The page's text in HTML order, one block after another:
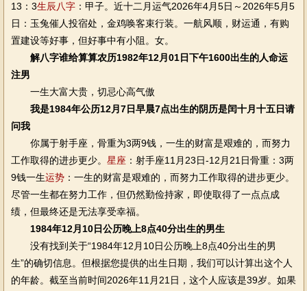
13：3生辰八字：甲子。近十二月运气2026年4月5日～2026年5月5
日：玉兔催人投宿处，金鸡唤客束行装。一航风顺，财运通，有购
置建设等好事，但好事中有小阻。女。
解八字谁给算算农历1982年12月01日下午1600出生的人命运
注男
一生大富大贵，切忌心高气傲
我是1984年公历12月7日早晨7点出生的阴历是闰十月十五日请
问我
你属于射手座，骨重为3两9钱，一生的财富是艰难的，而努力
工作取得的进步更少。 星座 ：射手座11月23日-12月21日骨重：3两
9钱一生运势：一生的财富是艰难的，而努力工作取得的进步更少。
尽管一生都在努力工作，但仍然勤俭持家，即使取得了一点点成
绩，但最终还是无法享受幸福。
1984年12月10日公历晚上8点40分出生的男生
没有找到关于“1984年12月10日公历晚上8点40分出生的男
生”的确切信息。但根据您提供的出生日期，我们可以计算出这个人
的年龄。截至当前时间2026年11月21日，这个人应该是39岁。如果